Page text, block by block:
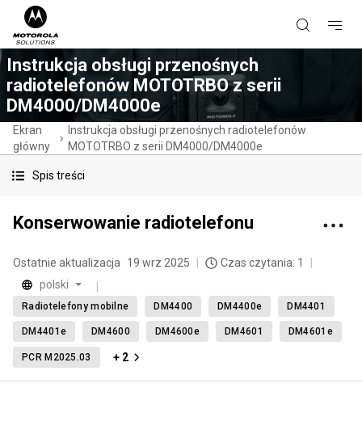
Instrukcja obsługi przenośnych
radiotelefonów MOTOTRBO z serii
DM4000/DM4000e
Ekran
główny
Instrukcja obsługi przenośnych radiotelefonów
MOTOTRBO z serii DM4000/DM4000e
Spis treści
Konserwowanie radiotelefonu
Ostatnie aktualizacja 19 wrz 2025
Czas czytania: 1
polski
Radiotelefony mobilne DM4400 DM4400e DM4401
DM4401e DM4600 DM4600e DM4601 DM4601e
PCR M2025.03 + 2